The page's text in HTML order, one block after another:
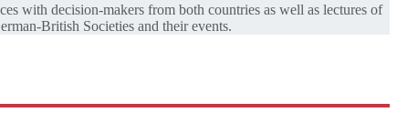
with decision-makers from both countries as well as lectures of
British Societies and their events.